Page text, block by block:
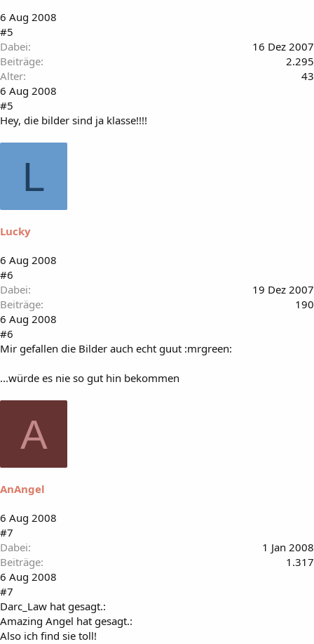
6 Aug 2008
#5
Dabei
16 Dez 2007
Beiträge
2.295
Alter
43
6 Aug 2008
#5
Hey, die bilder sind ja klasse!!!!
L
Lucky
6 Aug 2008
#6
Dabei
19 Dez 2007
Beiträge
190
6 Aug 2008
#6
Mir gefallen die Bilder auch echt guut :mrgreen:
...würde es nie so gut hin bekommen
A
AnAngel
6 Aug 2008
#7
Dabei
1 Jan 2008
Beiträge
1.317
6 Aug 2008
#7
Darc_Law hat gesagt.:
Amazing Angel hat gesagt.:
Also ich find sie toll!